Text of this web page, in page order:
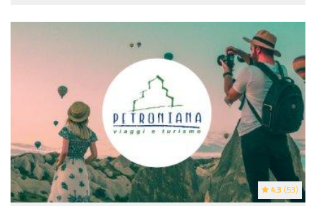
4.3 (53)